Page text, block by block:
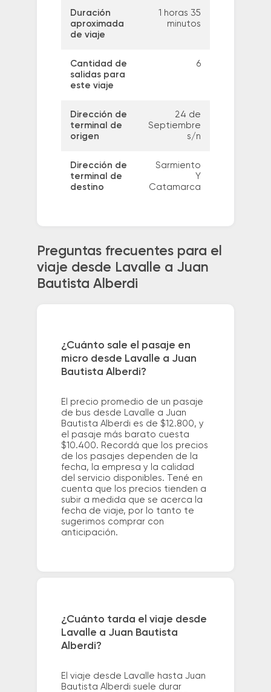
Duración
aproximada
de viaje
1 horas 35
minutos
Cantidad de
salidas para
este viaje
6
Dirección de
terminal de
origen
24 de
Septiembre
s/n
Dirección de
terminal de
destino
Sarmiento
Y
Catamarca
Preguntas frecuentes para el
viaje desde Lavalle a Juan
Bautista Alberdi
¿Cuánto sale el pasaje en
micro desde Lavalle a Juan
Bautista Alberdi?
El precio promedio de un pasaje
de bus desde Lavalle a Juan
Bautista Alberdi es de $12.800, y
el pasaje más barato cuesta
$10.400. Recordá que los precios
de los pasajes dependen de la
fecha, la empresa y la calidad
del servicio disponibles. Tené en
cuenta que los precios tienden a
subir a medida que se acerca la
fecha de viaje, por lo tanto te
sugerimos comprar con
anticipación.
¿Cuánto tarda el viaje desde
Lavalle a Juan Bautista
Alberdi?
El viaje desde Lavalle hasta Juan
Bautista Alberdi suele durar